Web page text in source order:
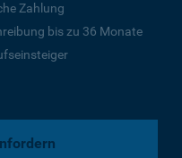
Zahlung
bis zu 36 Monate